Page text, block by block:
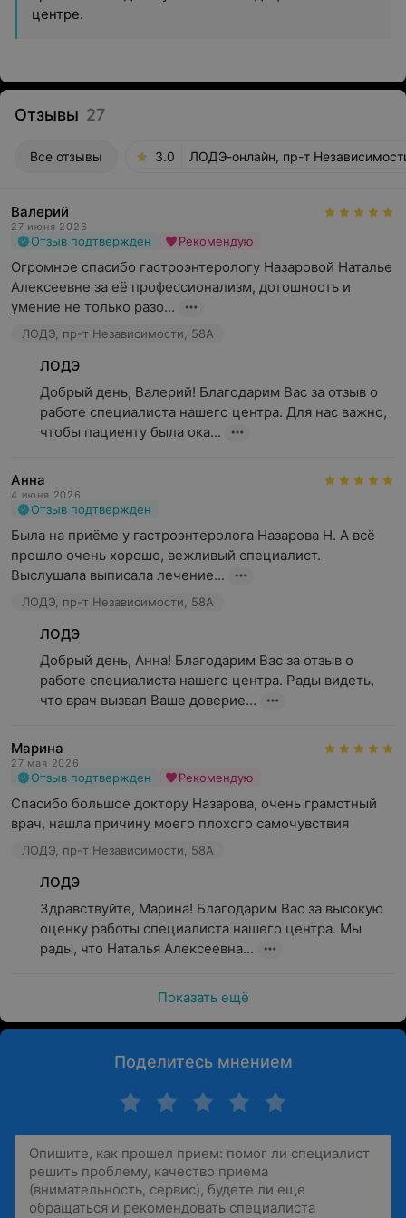
центре.
Отзывы 27
Все отзывы 3.0 ЛОДЭ-онлайн, пр-т
Валерий
27 июня 2026
Отзыв подтвержден Рекомендую
Огромное спасибо гастроэнтерологу Назаровой Наталье
Алексеевне за её профессионализм, дотошность и
умение не только разо...
ЛОДЭ, пр-т Независимости, 58А
ЛОДЭ
Добрый день, Валерий! Благодарим Вас за отзыв о
работе специалиста нашего центра. Для нас важно,
чтобы пациенту была ока...
Анна
4 июня 2026
Отзыв подтвержден
Была на приёме у гастроэнтеролога Назарова Н. А всё
прошло очень хорошо, вежливый специалист.
Выслушала выписала лечение...
ЛОДЭ, пр-т Независимости, 58А
ЛОДЭ
Добрый день, Анна! Благодарим Вас за отзыв о
работе специалиста нашего центра. Рады видеть,
что врач вызвал Ваше доверие...
Марина
27 мая 2026
Отзыв подтвержден Рекомендую
Спасибо большое доктору Назарова, очень грамотный
врач, нашла причину моего плохого самочувствия
ЛОДЭ, пр-т Независимости, 58А
ЛОДЭ
Здравствуйте, Марина! Благодарим Вас за высокую
оценку работы специалиста нашего центра. Мы
рады, что Наталья Алексеевна...
Показать ещё
Поделитесь мнением